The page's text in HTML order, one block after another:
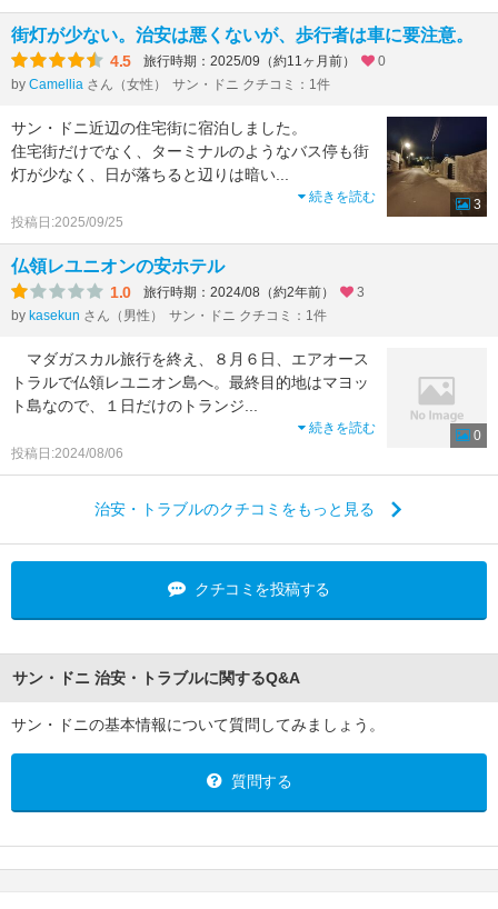
街灯が少ない。治安は悪くないが、歩行者は車に要注意。
4.5 旅行時期：2025/09（約11ヶ月前）
0
by Camellia さん（女性） サン・ドニ クチコミ：1件
サン・ドニ近辺の住宅街に宿泊しました。
住宅街だけでなく、ターミナルのようなバス停も街
灯が少なく、日が落ちると辺りは暗い
続きを読む
投稿日:2025/09/25
3
仏領レユニオンの安ホテル
1.0 旅行時期：2024/08（約2年前）
3
by kasekun さん（男性） サン・ドニ クチコミ：1件
マダガスカル旅行を終え、８月６日、エアオース
トラルで仏領レユニオン島へ。最終目的地はマヨッ
ト島なので、１日だけのトランジ
続きを読む
投稿日:2024/08/06
0
治安・トラブルのクチコミをもっと見る
クチコミを投稿する
サン・ドニ 治安・トラブルに関するQ&A
サン・ドニの基本情報について質問してみましょう。
質問する